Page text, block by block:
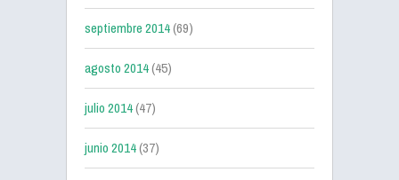
septiembre 2014(69)
agosto 2014(45)
julio 2014(47)
junio 2014(37)